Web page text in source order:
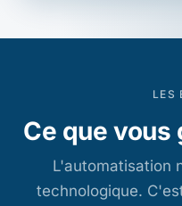
LES
Ce que vous
L'automatisation
technologique.